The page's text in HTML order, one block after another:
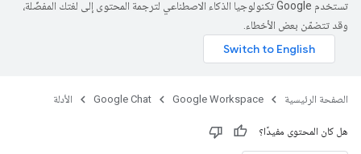
تستخدم Google تكنولوجيا الذكاء الاصطناعي لترجمة المحتوى إلى لغتك المفضّلة،
وقد تتضمّن بعض الأخطاء.
الصفحة الرئيسية Google Workspace
Google Chat الأدلة
هل كان المحتوى مفيدًا؟